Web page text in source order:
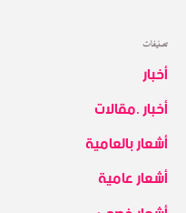
تصنيفات
أخبار
أخبار .مقالات
أشعار بالعامية
أشعار عامية